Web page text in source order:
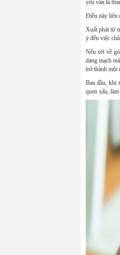
yếu vẫn là
Điều này liên
Xuất phát từ
ý đến việc
Nếu xét về
dạng mạch
trở thành một
Ban đầu, khi
quen xấu,